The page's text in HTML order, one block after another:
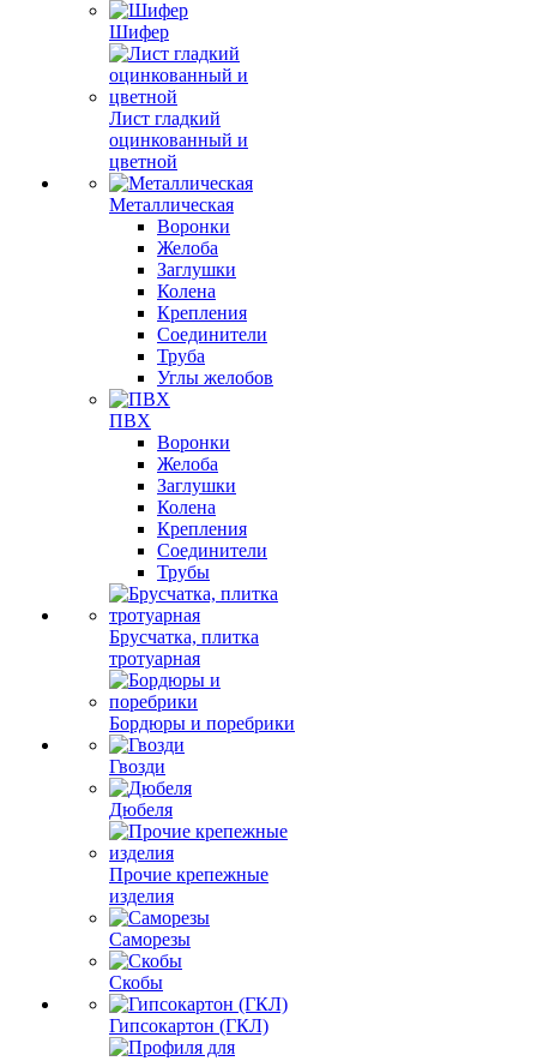
Шифер
Лист гладкий
оцинкованный и
цветной
Металлическая
Воронки
Желоба
Заглушки
Колена
Крепления
Соединители
Труба
Углы желобов
ПВХ
Воронки
Желоба
Заглушки
Колена
Крепления
Соединители
Трубы
Брусчатка, плитка
тротуарная
Бордюры и поребрики
Гвозди
Дюбеля
Прочие крепежные
изделия
Саморезы
Скобы
Гипсокартон (ГКЛ)